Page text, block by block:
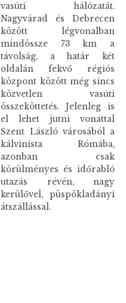
vasúti hálózatát.
Nagyvárad és Debrecen
között légvonalban
mindössze 73 km a
távolság, a határ két
oldalán fekvő régiós
központ között még sincs
közvetlen vasúti
összeköttetés. Jelenleg is
el lehet jutni vonattal
Szent László városából a
kálvinista Rómába,
azonban csak
körülményes és időrabló
utazás révén, nagy
kerülővel, püspökladányi
átszállással.